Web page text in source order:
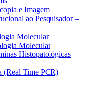
e Imagem
ao Pesquisador –
Molecular
Molecular
Histopatológicas
(Real Time PCR)